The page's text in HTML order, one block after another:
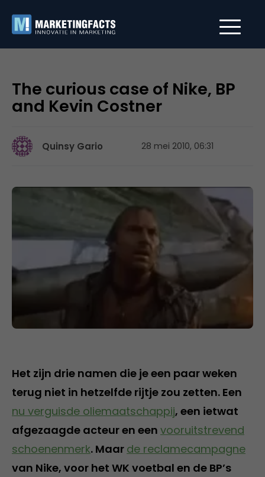
The curious case of Nike, BP
and Kevin Costner
Quinsy Gario 28 mei 2010, 06:31
Het zijn drie namen die je een paar weken
terug niet in hetzelfde rijtje zou zetten. Een
nu verguisde oliemaatschappij, een ietwat
afgezaagde acteur en een vooruitstrevend
schoenenmerk. Maar de reclamecampagne
van Nike, voor het WK voetbal en de BP’s